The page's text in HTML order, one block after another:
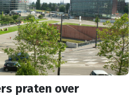
praten over